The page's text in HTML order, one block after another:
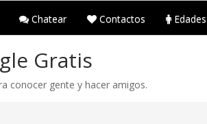
Chatear Contactos Edades
Gratis
conocer gente y hacer amigos.